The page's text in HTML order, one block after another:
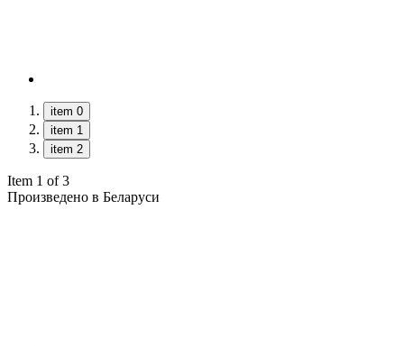
item 0
item 1
item 2
Item 1 of 3
Произведено в Беларуси